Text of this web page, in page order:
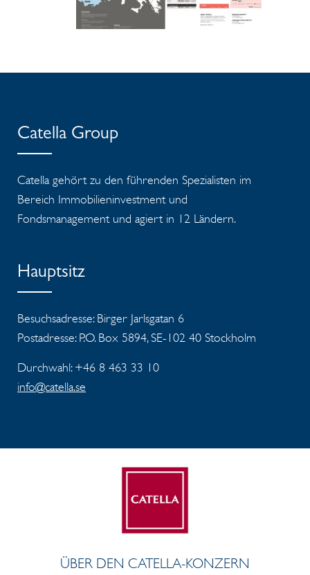
Catella Group
Catella gehört zu den führenden Spezialisten im
Bereich Immobilieninvestment und
Fondsmanagement und agiert in 12 Ländern.
Hauptsitz
Besuchsadresse: Birger Jarlsgatan 6
Postadresse: P.O. Box 5894, SE-102 40 Stockholm
Durchwahl: +46 8 463 33 10
info@catella.se
ÜBER DEN CATELLA-KONZERN